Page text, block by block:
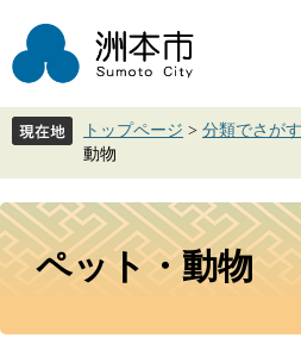
ジ
先
ュ
を
て
本
トップページ > 分類でさがす
動物
本
文
ペット・動物